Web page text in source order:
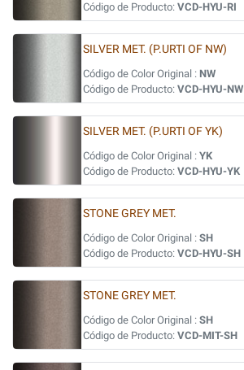
Código de Producto: VCD-HYU-RI
SILVER MET. (P.URTI OF NW)
Código de Color Original : NW
Código de Producto: VCD-HYU-NW
SILVER MET. (P.URTI OF YK)
Código de Color Original : YK
Código de Producto: VCD-HYU-YK
STONE GREY MET.
Código de Color Original : SH
Código de Producto: VCD-HYU-SH
STONE GREY MET.
Código de Color Original : SH
Código de Producto: VCD-MIT-SH